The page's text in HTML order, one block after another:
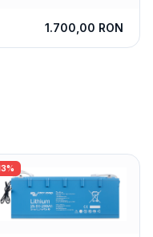
1.700,00 RON
%